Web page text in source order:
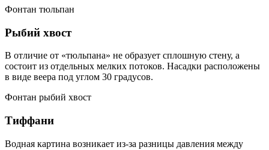
Фонтан тюльпан
Рыбий хвост
В отличие от «тюльпана» не образует сплошную стену, а
состоит из отдельных мелких потоков. Насадки расположены
в виде веера под углом 30 градусов.
Фонтан рыбий хвост
Тиффани
Водная картина возникает из-за разницы давления между